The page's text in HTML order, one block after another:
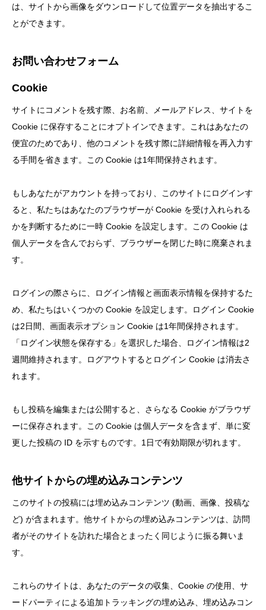
は、サイトから画像をダウンロードして位置データを抽出するこ
とができます。
お問い合わせフォーム
Cookie
サイトにコメントを残す際、お名前、メールアドレス、サイトを
Cookie に保存することにオプトインできます。これはあなたの
便宜のためであり、他のコメントを残す際に詳細情報を再入力す
る手間を省きます。この Cookie は1年間保持されます。
もしあなたがアカウントを持っており、このサイトにログインす
ると、私たちはあなたのブラウザーが Cookie を受け入れられる
かを判断するために一時 Cookie を設定します。この Cookie は
個人データを含んでおらず、ブラウザーを閉じた時に廃棄されま
す。
ログインの際さらに、ログイン情報と画面表示情報を保持するた
め、私たちはいくつかの Cookie を設定します。ログイン Cookie
は2日間、画面表示オプション Cookie は1年間保持されます。
「ログイン状態を保存する」を選択した場合、ログイン情報は2
週間維持されます。ログアウトするとログイン Cookie は消去さ
れます。
もし投稿を編集または公開すると、さらなる Cookie がブラウザ
ーに保存されます。この Cookie は個人データを含まず、単に変
更した投稿の ID を示すものです。1日で有効期限が切れます。
他サイトからの埋め込みコンテンツ
このサイトの投稿には埋め込みコンテンツ (動画、画像、投稿な
ど) が含まれます。他サイトからの埋め込みコンテンツは、訪問
者がそのサイトを訪れた場合とまったく同じように振る舞いま
す。
これらのサイトは、あなたのデータの収集、Cookie の使用、サ
ードパーティによる追加トラッキングの埋め込み、埋め込みコン